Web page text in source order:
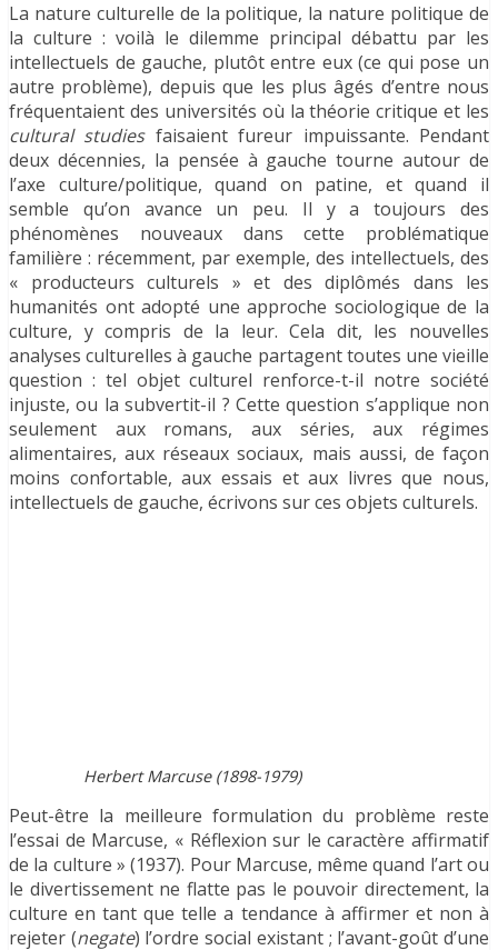
La nature culturelle de la politique, la nature politique de
la culture : voilà le dilemme principal débattu par les
intellectuels de gauche, plutôt entre eux (ce qui pose un
autre problème), depuis que les plus âgés d’entre nous
fréquentaient des universités où la théorie critique et les
cultural studiesfaisaient fureur impuissante. Pendant
deux décennies, la pensée à gauche tourne autour de
l’axe culture/politique, quand on patine, et quand il
semble qu’on avance un peu. Il y a toujours des
phénomènes nouveaux dans cette problématique
familière : récemment, par exemple, des intellectuels, des
« producteurs culturels » et des diplômés dans les
humanités ont adopté une approche sociologique de la
culture, y compris de la leur. Cela dit, les nouvelles
analyses culturelles à gauche partagent toutes une vieille
question : tel objet culturel renforce-t-il notre société
injuste, ou la subvertit-il ? Cette question s’applique non
seulement aux romans, aux séries, aux régimes
alimentaires, aux réseaux sociaux, mais aussi, de façon
moins confortable, aux essais et aux livres que nous,
intellectuels de gauche, écrivons sur ces objets culturels.
Herbert Marcuse (1898-1979)
Peut-être la meilleure formulation du problème reste
l’essai de Marcuse, « Réflexion sur le caractère affirmatif
de la culture » (1937). Pour Marcuse, même quand l’art ou
le divertissement ne flatte pas le pouvoir directement, la
culture en tant que telle a tendance à affirmer et non à
rejeter (negate) l’ordre social existant ; l’avant-goût d’une